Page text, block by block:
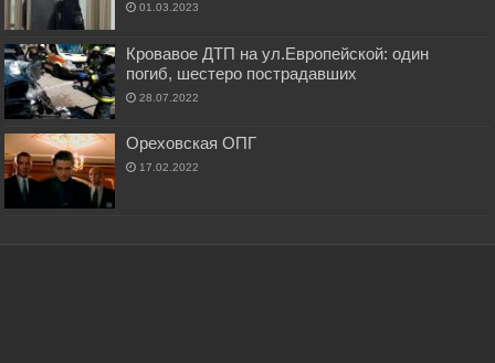
01.03.2023
Кровавое ДТП на ул.Европейской: один
погиб, шестеро пострадавших
28.07.2022
Ореховская ОПГ
17.02.2022